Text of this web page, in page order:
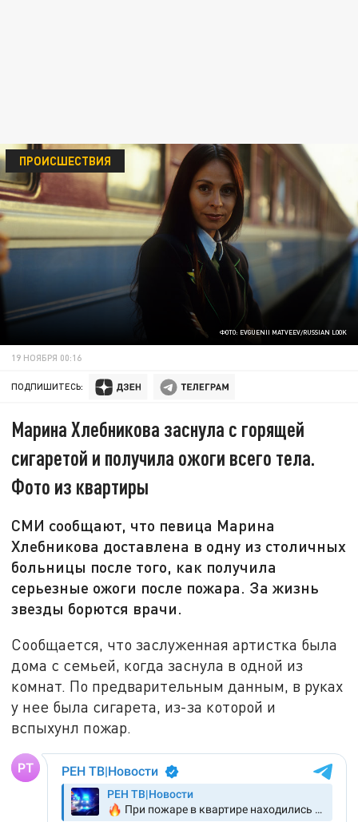
ФОТО: EVGUENII MATVEEV/RUSSIAN LOOK
ПРОИСШЕСТВИЯ
19 НОЯБРЯ 00:16
ПОДПИШИТЕСЬ:
Марина Хлебникова заснула с горящей
сигаретой и получила ожоги всего тела.
Фото из квартиры
СМИ сообщают, что певица Марина
Хлебникова доставлена в одну из столичных
больницы после того, как получила
серьезные ожоги после пожара. За жизнь
звезды борются врачи.
Сообщается, что заслуженная артистка была
дома с семьей, когда заснула в одной из
комнат. По предварительным данным, в руках
у нее была сигарета, из-за которой и
вспыхунл пожар.